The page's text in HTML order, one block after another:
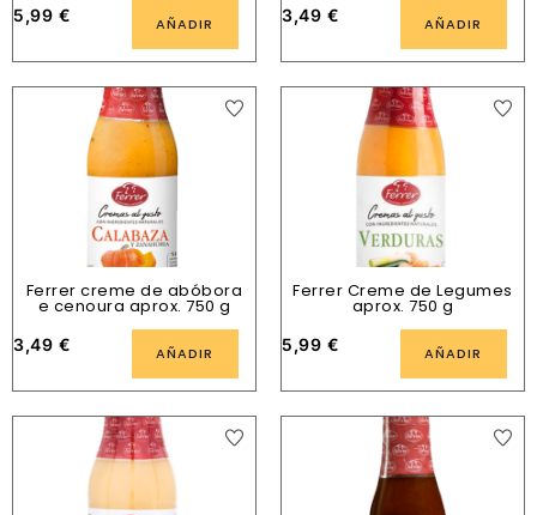
5,99 € AÑADIR 3,49 € AÑADIR
Ferrer creme de abóbora
e cenoura aprox. 750 g
3,49 € AÑADIR
Ferrer Creme de Legumes
aprox. 750 g
5,99 € AÑADIR